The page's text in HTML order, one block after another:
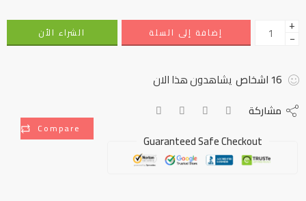
+
− إضافة إلى السلة الشراء الأن
16اشخاص يشاهدون هذا الان
Compare
مشاركة
Guaranteed Safe Checkout